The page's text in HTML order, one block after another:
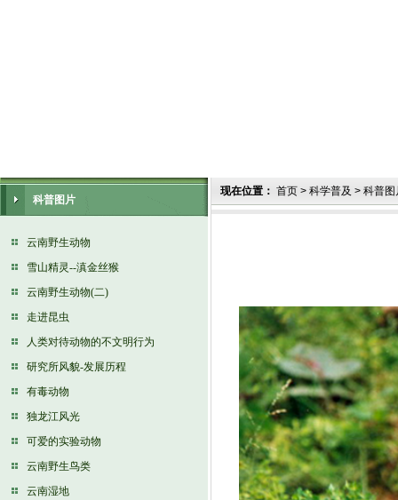
科普图片
云南野生动物
雪山精灵--滇金丝猴
云南野生动物(二)
走进昆虫
人类对待动物的不文明行为
研究所风貌-发展历程
有毒动物
独龙江风光
可爱的实验动物
云南野生鸟类
云南湿地
现在位置： 首页 > 科学普及 > 科普图